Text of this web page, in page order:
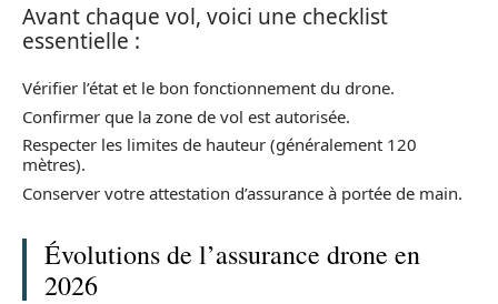
Avant chaque vol, voici une checklist
essentielle :
Vérifier l’état et le bon fonctionnement du drone.
Confirmer que la zone de vol est autorisée.
Respecter les limites de hauteur (généralement 120
mètres).
Conserver votre attestation d’assurance à portée de main.
Évolutions de l’assurance drone en
2026